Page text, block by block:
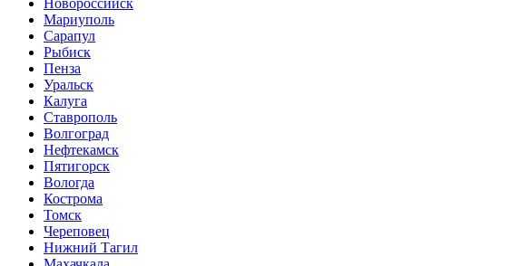
Новороссийск
Мариуполь
Сарапул
Рыбиск
Пенза
Уральск
Калуга
Ставрополь
Волгоград
Нефтекамск
Пятигорск
Вологда
Кострома
Томск
Череповец
Нижний Тагил